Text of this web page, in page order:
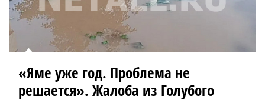
«Яме уже год. Проблема не
решается». Жалоба из Голубого